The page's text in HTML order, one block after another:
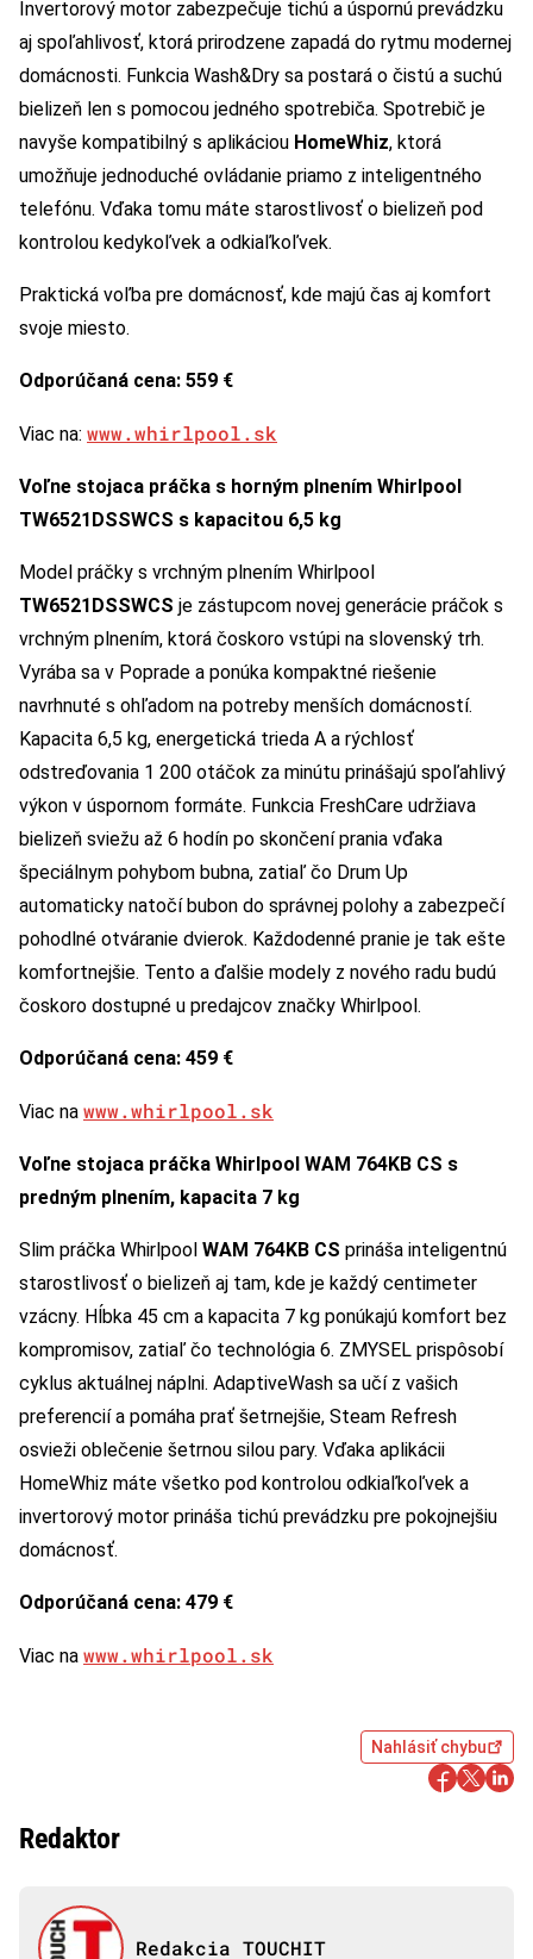
Invertorový motor zabezpečuje tichú a úspornú prevádzku
aj spoľahlivosť, ktorá prirodzene zapadá do rytmu modernej
domácnosti. Funkcia Wash&Dry sa postará o čistú a suchú
bielizeň len s pomocou jedného spotrebiča. Spotrebič je
navyše kompatibilný s aplikáciou HomeWhiz, ktorá
umožňuje jednoduché ovládanie priamo z inteligentného
telefónu. Vďaka tomu máte starostlivosť o bielizeň pod
kontrolou kedykoľvek a odkiaľkoľvek.
Praktická voľba pre domácnosť, kde majú čas aj komfort
svoje miesto.
Odporúčaná cena: 559 €
Viac na: www.whirlpool.sk
Voľne stojaca práčka s horným plnením Whirlpool
TW6521DSSWCS s kapacitou 6,5 kg
Model práčky s vrchným plnením Whirlpool
TW6521DSSWCS je zástupcom novej generácie práčok s
vrchným plnením, ktorá čoskoro vstúpi na slovenský trh.
Vyrába sa v Poprade a ponúka kompaktné riešenie
navrhnuté s ohľadom na potreby menších domácností.
Kapacita 6,5 kg, energetická trieda A a rýchlosť
odstreďovania 1 200 otáčok za minútu prinášajú spoľahlivý
výkon v úspornom formáte. Funkcia FreshCare udržiava
bielizeň sviežu až 6 hodín po skončení prania vďaka
špeciálnym pohybom bubna, zatiaľ čo Drum Up
automaticky natočí bubon do správnej polohy a zabezpečí
pohodlné otváranie dvierok. Každodenné pranie je tak ešte
komfortnejšie. Tento a ďalšie modely z nového radu budú
čoskoro dostupné u predajcov značky Whirlpool.
Odporúčaná cena: 459 €
Viac na www.whirlpool.sk
Voľne stojaca práčka Whirlpool WAM 764KB CS s
predným plnením, kapacita 7 kg
Slim práčka Whirlpool WAM 764KB CS prináša inteligentnú
starostlivosť o bielizeň aj tam, kde je každý centimeter
vzácny. Hĺbka 45 cm a kapacita 7 kg ponúkajú komfort bez
kompromisov, zatiaľ čo technológia 6. ZMYSEL prispôsobí
cyklus aktuálnej náplni. AdaptiveWash sa učí z vašich
preferencií a pomáha prať šetrnejšie, Steam Refresh
osvieži oblečenie šetrnou silou pary. Vďaka aplikácii
HomeWhiz máte všetko pod kontrolou odkiaľkoľvek a
invertorový motor prináša tichú prevádzku pre pokojnejšiu
domácnosť.
Odporúčaná cena: 479 €
Viac na www.whirlpool.sk
Nahlásiť chybu
Redaktor
Redakcia TOUCHIT